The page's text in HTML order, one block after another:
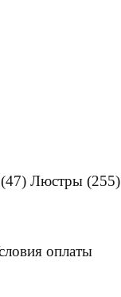
(47) Люстры (255)
оплаты